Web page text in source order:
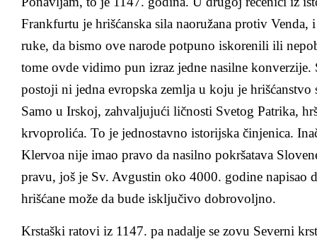
Frankfurtu je hrišćanska sila naoružana protiv Venda,
ruke, da bismo ove narode potpuno iskorenili ili
tome ovde vidimo pun izraz jedne nasilne konverzije.
postoji ni jedna evropska zemlja u koju je
Samo u Irskoj, zahvaljujući ličnosti Svetog Patrika,
krvoprolića. To je jednostavno istorijska činjenica.
Klervoa nije imao pravo da nasilno pokršatava
pravu, još je Sv. Avgustin oko 4000. godine napisao
hrišćane može da bude isključivo dobrovoljno.
Krstaški ratovi iz 1147. pa nadalje se zovu Severni